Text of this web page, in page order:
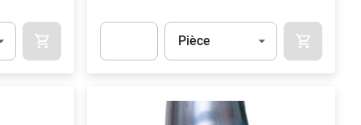
APOK.CATEGORY.PRODUCTS.CART.ADDTOCART
Unité
Pièce